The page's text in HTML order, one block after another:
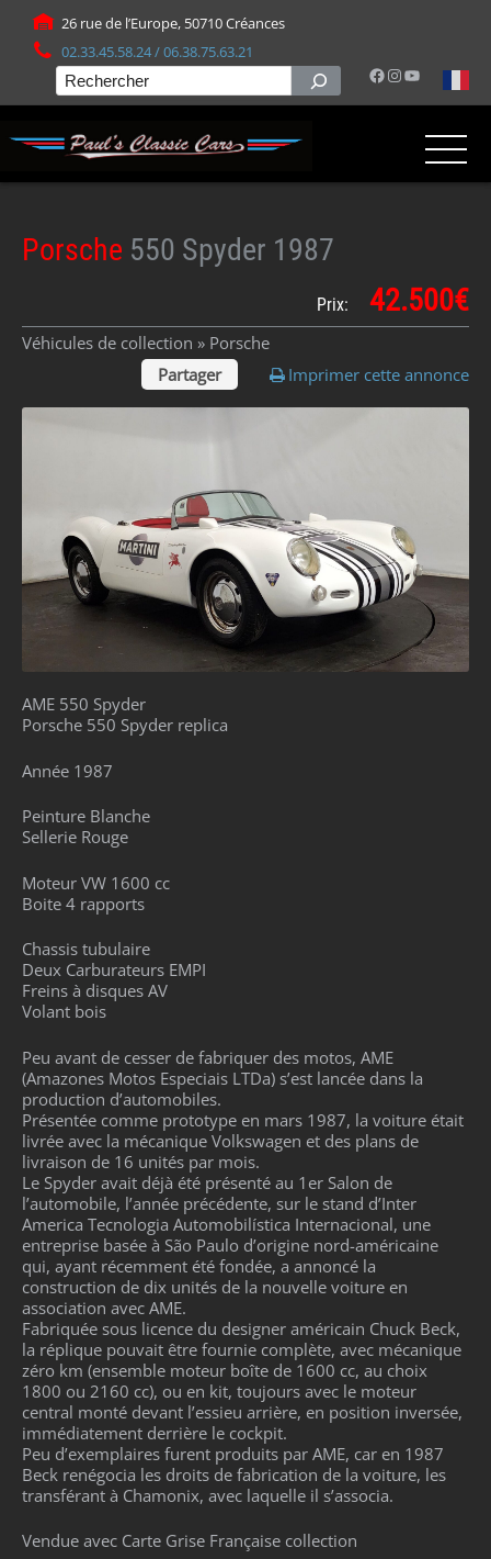
26 rue de l’Europe, 50710 Créances
02.33.45.58.24 / 06.38.75.63.21
Facebook
Instagram
YouTube
Rechercher
Porsche 550 Spyder 1987
Prix: 42.500€
Véhicules de collection » Porsche
Partager
Imprimer cette annonce
AME 550 Spyder
Porsche 550 Spyder replica
Année 1987
Peinture Blanche
Sellerie Rouge
Moteur VW 1600 cc
Boite 4 rapports
Chassis tubulaire
Deux Carburateurs EMPI
Freins à disques AV
Volant bois
Peu avant de cesser de fabriquer des motos, AME
(Amazones Motos Especiais LTDa) s’est lancée dans la
production d’automobiles.
Présentée comme prototype en mars 1987, la voiture était
livrée avec la mécanique Volkswagen et des plans de
livraison de 16 unités par mois.
Le Spyder avait déjà été présenté au 1er Salon de
l’automobile, l’année précédente, sur le stand d’Inter
America Tecnologia Automobilística Internacional, une
entreprise basée à São Paulo d’origine nord-américaine
qui, ayant récemment été fondée, a annoncé la
construction de dix unités de la nouvelle voiture en
association avec AME.
Fabriquée sous licence du designer américain Chuck Beck,
la réplique pouvait être fournie complète, avec mécanique
zéro km (ensemble moteur boîte de 1600 cc, au choix
1800 ou 2160 cc), ou en kit, toujours avec le moteur
central monté devant l’essieu arrière, en position inversée,
immédiatement derrière le cockpit.
Peu d’exemplaires furent produits par AME, car en 1987
Beck renégocia les droits de fabrication de la voiture, les
transférant à Chamonix, avec laquelle il s’associa.
Vendue avec Carte Grise Française collection
Panneau de gestion des cookies